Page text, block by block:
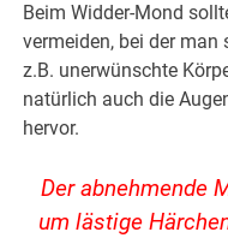
Beim Widder-Mond
vermeiden, bei der man
z.B. unerwünschte
natürlich auch die
hervor.
Der abnehmende
um lästige